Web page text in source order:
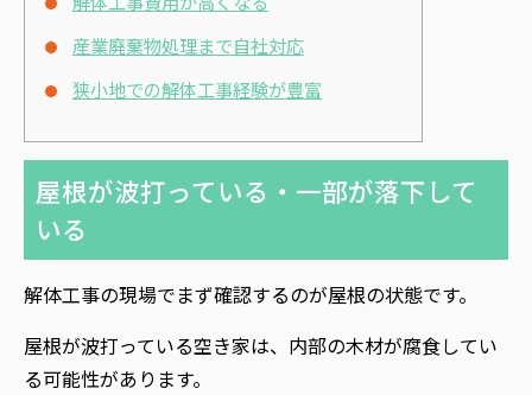
産業廃棄物処理まで自社対応
狭小地での解体工事経験が豊富
屋根が波打っている・一部が落下して
いる
解体工事の現場でまず確認するのが屋根の状態です。
屋根が波打っている空き家は、内部の木材が腐食してい
る可能性があります。